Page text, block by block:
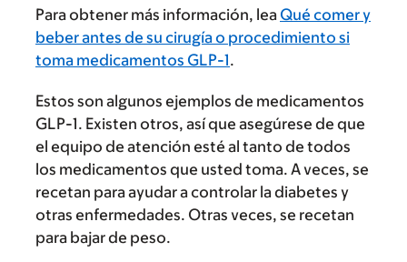
Para obtener más información, lea Qué comer y
beber antes de su cirugía o procedimiento si
toma medicamentos GLP-1.
Estos son algunos ejemplos de medicamentos
GLP-1. Existen otros, así que asegúrese de que
el equipo de atención esté al tanto de todos
los medicamentos que usted toma. A veces, se
recetan para ayudar a controlar la diabetes y
otras enfermedades. Otras veces, se recetan
para bajar de peso.